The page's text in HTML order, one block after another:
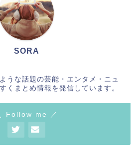
SORA
うな話題の芸能・エンタメ・ニュ
くまとめ情報を発信しています。
Follow me ／